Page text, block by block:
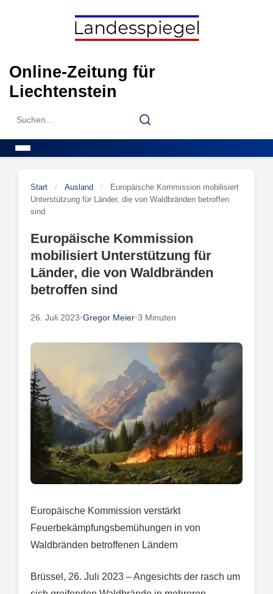
Online-Zeitung für
Liechtenstein
Search
Search
Start / Ausland /
Europäische Kommission mobilisiert
Unterstützung für Länder, die von Waldbränden betroffen
sind
Europäische Kommission
mobilisiert Unterstützung für
Länder, die von Waldbränden
betroffen sind
26. Juli 2023•Gregor Meier•3 Minuten
Europäische Kommission verstärkt
Feuerbekämpfungsbemühungen in von
Waldbränden betroffenen Ländern
Brüssel, 26. Juli 2023 – Angesichts der rasch um